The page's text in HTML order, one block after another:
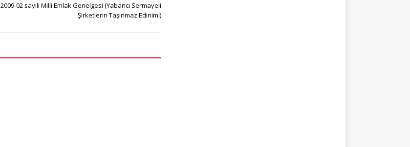
2009-02 sayılı Milli Emlak Genelgesi (Yabancı Sermayeli
Şirketlerin Taşınmaz Edinimi)